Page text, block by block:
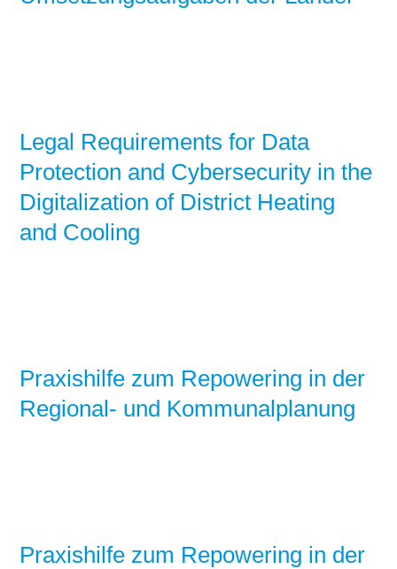
Legal Requirements for Data
Protection and Cybersecurity in the
Digitalization of District Heating
and Cooling
Praxishilfe zum Repowering in der
Regional- und Kommunalplanung
Praxishilfe zum Repowering in der